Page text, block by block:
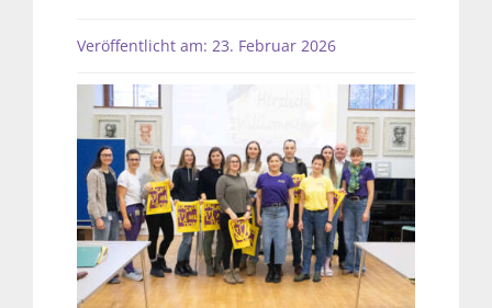
Veröffentlicht am: 23. Februar 2026